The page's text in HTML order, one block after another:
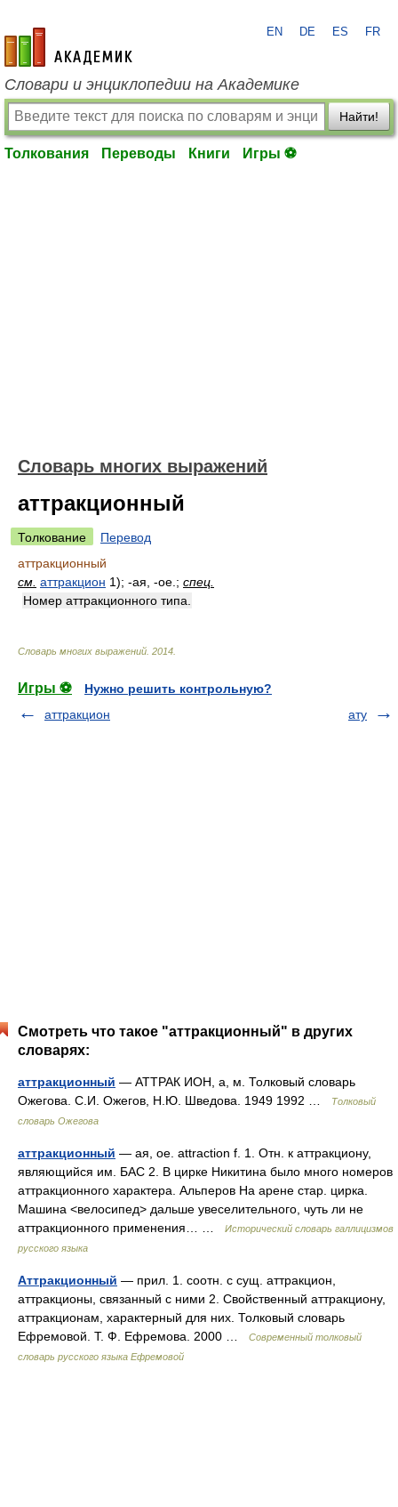
academic.ru
EN DE ES FR
Словари и энциклопедии на Академике
Найти!
Толкования Переводы Книги Игры ⚽
Словарь многих выражений
аттракционный
Толкование
Перевод
аттракционный
см. аттракцион 1); -ая, -ое.; спец.
Номер аттракционного типа.
Словарь многих выражений 2014
Игры ⚽
Нужно решить контрольную?
аттракцион
ату
Смотреть что такое "аттракционный" в других
словарях:
аттракционный — АТТРАК ИОН, а, м. Толковый словарь
Ожегова. С.И. Ожегов, Н.Ю. Шведова. 1949 1992 …
Толковый
словарь Ожегова
аттракционный — ая, ое. attraction f. 1. Отн. к аттракциону,
являющийся им. БАС 2. В цирке Никитина было много номеров
аттракционного характера. Альперов На арене стар. цирка.
Машина <велосипед> дальше увеселительного, чуть ли не
аттракционного применения… …
Исторический словарь галлицизмов
русского языка
Аттракционный — прил. 1. соотн. с сущ. аттракцион,
аттракционы, связанный с ними 2. Свойственный аттракциону,
аттракционам, характерный для них. Толковый словарь
Ефремовой. Т. Ф. Ефремова. 2000 …
Современный толковый
словарь русского языка Ефремовой